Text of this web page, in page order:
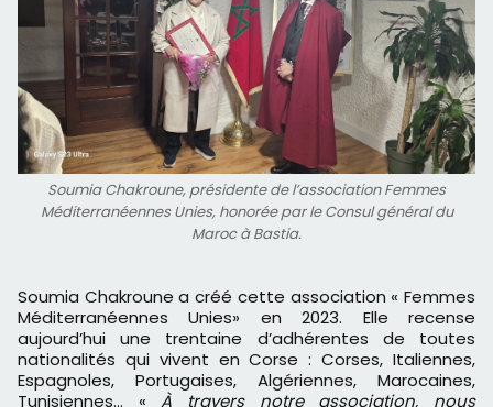
Soumia Chakroune, présidente de l’association Femmes
Méditerranéennes Unies, honorée par le Consul général du
Maroc à Bastia.
Soumia Chakroune a créé cette association « Femmes
Méditerranéennes Unies» en 2023. Elle recense
aujourd’hui une trentaine d’adhérentes de toutes
nationalités qui vivent en Corse : Corses, Italiennes,
Espagnoles, Portugaises, Algériennes, Marocaines,
Tunisiennes... « À travers notre association, nous